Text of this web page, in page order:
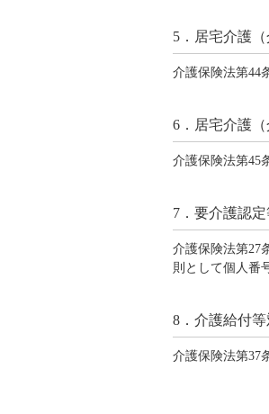
5．居宅介護
介護保険法第44
6．居宅介護
介護保険法第45
7．要介護認
介護保険法第27
則として個人番
8．介護給付
介護保険法第37